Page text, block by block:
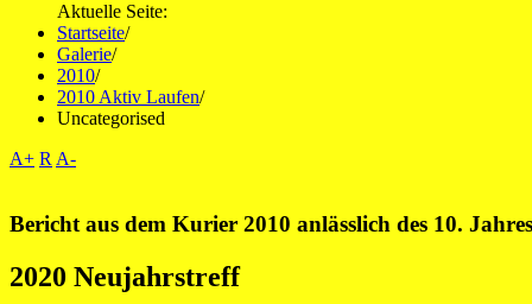
Aktuelle Seite:
Startseite/
Galerie/
2010/
2010 Aktiv Laufen/
Uncategorised
A+ R A-
Bericht aus dem Kurier 2010 anlässlich des 10.
2020 Neujahrstreff